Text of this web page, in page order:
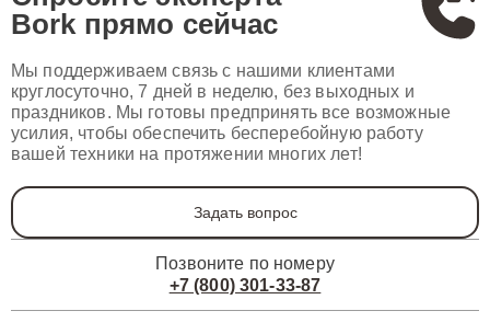
Bork прямо сейчас
Мы поддерживаем связь с нашими клиентами
круглосуточно, 7 дней в неделю, без выходных и
праздников. Мы готовы предпринять все возможные
усилия, чтобы обеспечить бесперебойную работу
вашей техники на протяжении многих лет!
Задать вопрос
Позвоните по номеру
+7 (800) 301-33-87